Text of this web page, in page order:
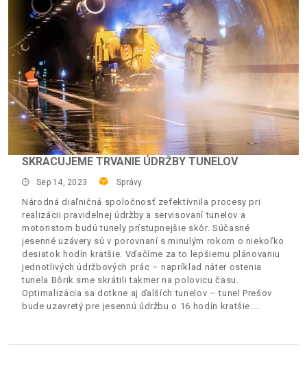
SKRACUJEME TRVANIE ÚDRŽBY TUNELOV
Sep 14, 2023 Správy
Národná diaľničná spoločnosť zefektívnila procesy pri
realizácii pravidelnej údržby a servisovaní tunelov a
motoristom budú tunely prístupnejšie skôr. Súčasné
jesenné uzávery sú v porovnaní s minulým rokom o niekoľko
desiatok hodín kratšie. Vďačíme za to lepšiemu plánovaniu
jednotlivých údržbových prác – napríklad náter ostenia
tunela Bôrik sme skrátili takmer na polovicu času.
Optimalizácia sa dotkne aj ďalších tunelov – tunel Prešov
bude uzavretý pre jesennú údržbu o 16 hodín kratšie.